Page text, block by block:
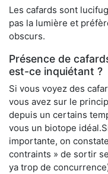
Les cafards sont
pas la lumière et
obscurs.
Présence de
est-ce inquiétant ?
Si vous voyez des
vous avez sur le
depuis un certains
vous un biotope
importante, on
contraints » de sortir
ya trop de